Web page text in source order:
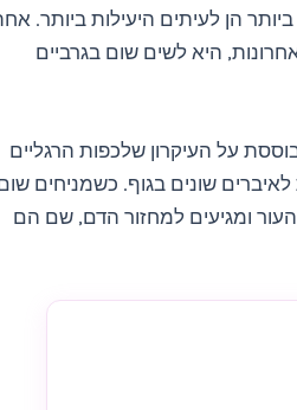
הן לעיתים היעילות ביותר.
היא לשים שום בגרביים
על העיקרון שלכפות הרגליים
ישירות לאיברים שונים בגוף. כשמניחים
ומגיעים למחזור הדם, שם הם